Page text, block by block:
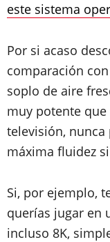
este sistema
Por si acaso
comparación
soplo de aire
muy potente que
televisión, nunca
máxima fluidez
Si, por ejemplo,
querías jugar en
incluso 8K,